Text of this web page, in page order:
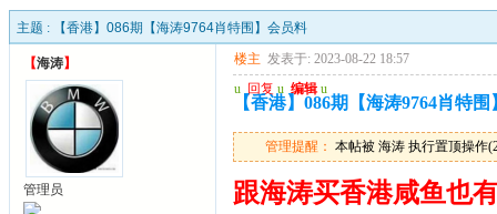
主题 : 【香港】086期【海涛9764肖特围】会员料
【海涛】
管理员
楼主 发表于: 2023-08-22 18:57
u 回复 u 编辑 u
【香港】086期【海涛9764肖特
管理提醒： 本帖被 海涛 执行置顶操作
跟海涛买香港咸鱼也